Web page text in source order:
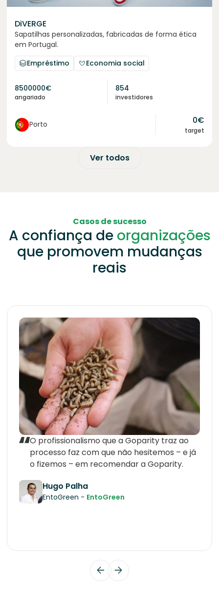
DiVERGE
Sapatilhas personalizadas, fabricadas de forma ética
em Portugal.
Empréstimo
Economia social
8500000€
angariado
854
investidores
Porto 0€
target
Ver todos
Casos de sucesso
A confiança de organizações
que promovem mudanças
reais
O profissionalismo que a Goparity traz ao
processo faz com que não hesitemos – e já
o fizemos – em recomendar a Goparity.
Hugo Palha
EntoGreen - EntoGreen